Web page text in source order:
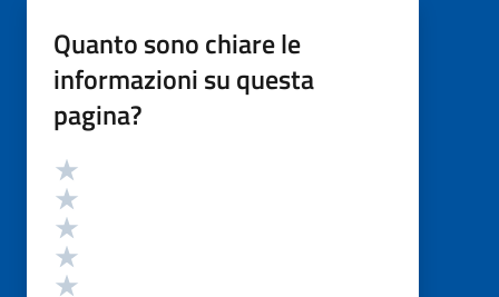
Quanto sono chiare le
informazioni su questa
pagina?
Valutazione